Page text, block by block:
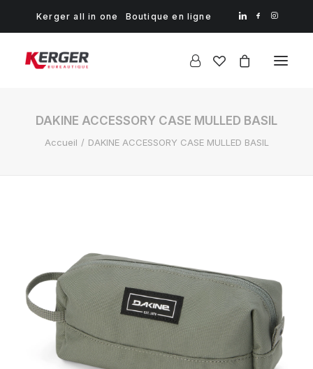
Kerger all in one Boutique en ligne
DAKINE ACCESSORY CASE MULLED BASIL
Accueil DAKINE ACCESSORY CASE MULLED BASIL